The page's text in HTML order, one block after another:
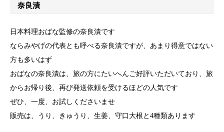
奈良漬
日本料理おばな監修の奈良漬です
ならみやげの代表とも呼べる奈良漬ですが、あまり得意ではない
方も多いはず
おばなの奈良漬は、旅の方にたいへんご好評いただいており、旅
からお帰り後、再び発送依頼を受けるほどの人気です
ぜひ、一度、お試しくださいませ
販売は、うり、きゅうり、生姜、守口大根と4種類あります